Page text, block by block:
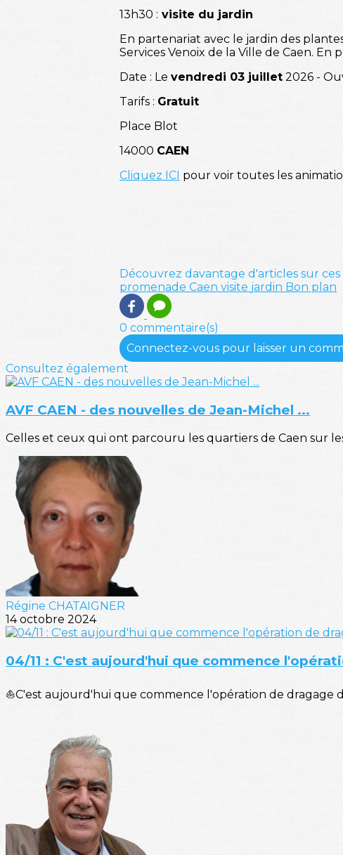
13h30 : visite du jardin
En partenariat avec le jardin des
Services Venoix de la Ville de Caen. En
Date : Le vendredi 03 juillet 2026 -
Tarifs : Gratuit
Place Blot
14000 CAEN
Cliquez ICI pour voir toutes les
Découvrez davantage d'articles sur ces
promenade Caen visite jardin Bon plan
0 commentaire(s)
Connectez-vous pour laisser un
Consultez également
AVF CAEN - des nouvelles de Jean-Michel ...
Celles et ceux qui ont parcouru les quartiers de Caen sur
Régine CHATAIGNER
14 octobre 2024
04/11 : C'est aujourd'hui que commence
⛵C'est aujourd'hui que commence l'opération de dragage